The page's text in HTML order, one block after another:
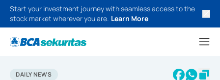
Start your investment journey with seamless access to the
stock market wherever you are. Learn More
DAILY NEWS